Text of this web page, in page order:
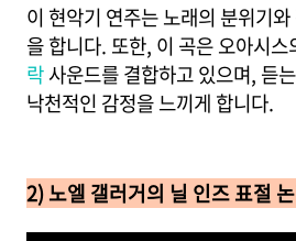
이 현악기 연주는 노래의 분위기
을 합니다. 또한, 이 곡은 오아시
락사운드를 결합하고 있으며, 듣
낙천적인 감정을 느끼게 합니다.
2) 노엘 갤러거의 닐 인즈 표절